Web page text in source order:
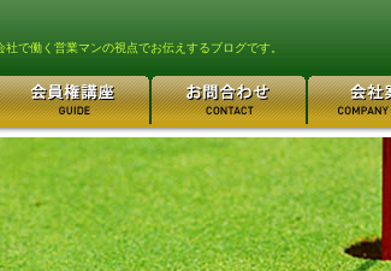
で働く営業マンの視点でお伝えするブログです。